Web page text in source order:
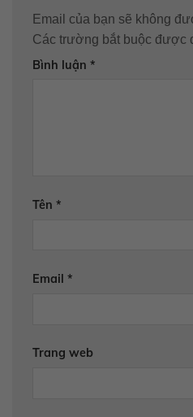
Email của bạn sẽ không
Các trường bắt buộc được
Bình luận *
Tên *
Email *
Trang web